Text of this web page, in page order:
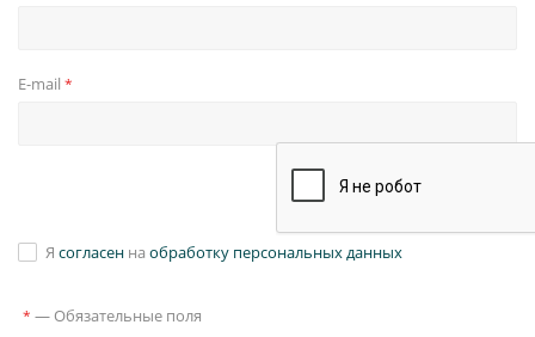
E-mail *
Я согласен на обработку персональных данных
* — Обязательные поля